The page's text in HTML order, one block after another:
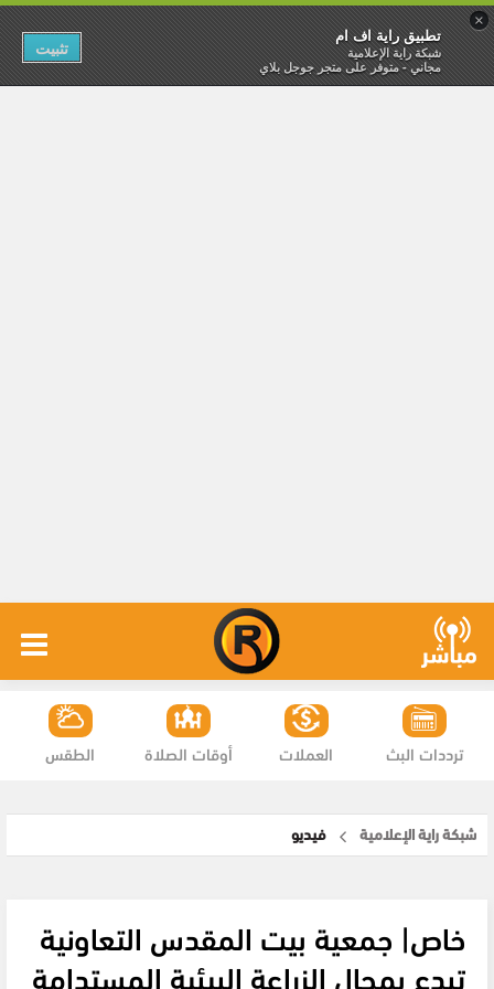
×
تطبيق راية اف ام
شبكة راية الإعلامية
مجاني - متوفر على متجر جوجل بلاي
تثبيت
الطقس أوقات الصلاة العملات ترددات البث
شبكة راية الإعلامية فيديو
خاص| جمعية بيت المقدس التعاونية
تبدع بمجال الزراعة البيئية المستدامة